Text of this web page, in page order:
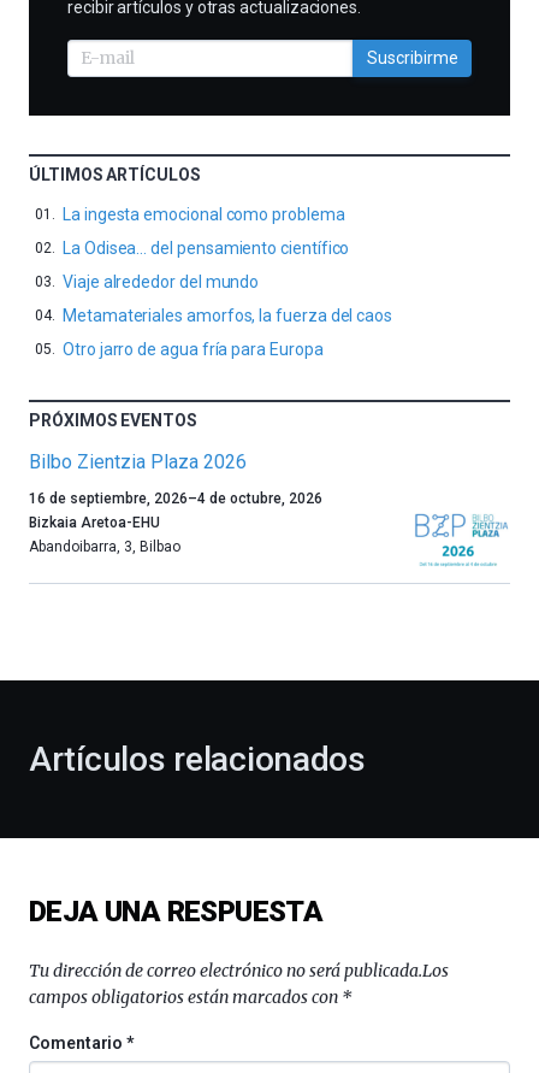
recibir artículos y otras actualizaciones.
Suscribirme
ÚLTIMOS ARTÍCULOS
La ingesta emocional como problema
La Odisea… del pensamiento científico
Viaje alrededor del mundo
Metamateriales amorfos, la fuerza del caos
Otro jarro de agua fría para Europa
PRÓXIMOS EVENTOS
Bilbo Zientzia Plaza 2026
Un
año
más,
celebración
novena
Bilbo
(BZP),
un
que
16 de septiembre, 2026–4 de octubre, 2026
Bizkaia Aretoa-EHU
Abandoibarra, 3, Bilbao
Artículos relacionados
DEJA UNA RESPUESTA
Tu dirección de correo electrónico no será publicada.Los
campos obligatorios están marcados con *
Comentario*